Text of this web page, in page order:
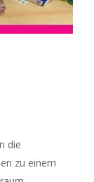
die
zu einem